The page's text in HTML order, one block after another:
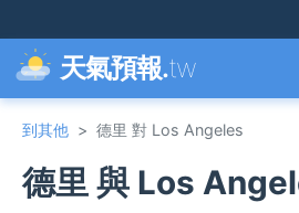
天氣預報.tw
到其他 > 德里 對 Los Angeles
德里 與 Los